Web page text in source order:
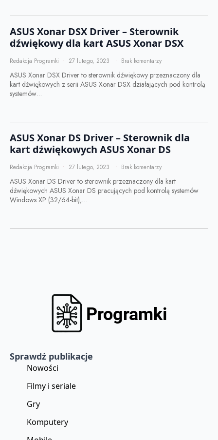
ASUS Xonar DSX Driver – Sterownik
dźwiękowy dla kart ASUS Xonar DSX
Redakcja Programki 27 lutego, 2023 Brak komentarzy
ASUS Xonar DSX Driver to sterownik dźwiękowy przeznaczony dla
kart dźwiękowych z serii ASUS Xonar DSX działających pod kontrolą
systemów…
ASUS Xonar DS Driver – Sterownik dla
kart dźwiękowych ASUS Xonar DS
Redakcja Programki 27 lutego, 2023 Brak komentarzy
ASUS Xonar DS Driver to sterownik przeznaczony dla kart
dźwiękowych ASUS Xonar DS pracujących pod kontrolą systemów
Windows XP (32/64-bit),…
Sprawdź publikacje
Nowości
Filmy i seriale
Gry
Komputery